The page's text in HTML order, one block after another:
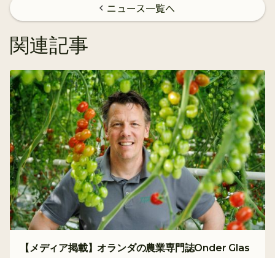
chevron_left ニュース一覧へ
関連記事
【メディア掲載】オランダの農業専門誌Onder Glas